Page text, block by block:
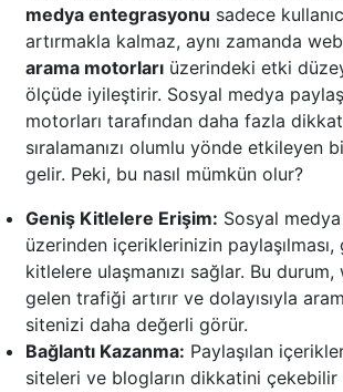
medya entegrasyonu sadece
artırmakla kalmaz, aynı zamanda
arama motorları üzerindeki etki
ölçüde iyileştirir. Sosyal medya
motorları tarafından daha fazla
sıralamanızı olumlu yönde etkileyen
gelir. Peki, bu nasıl mümkün olur?
Geniş Kitlelere Erişim: Sosyal
üzerinden içeriklerinizin
kitlelere ulaşmanızı sağlar. Bu
gelen trafiği artırır ve dolayısıyla
sitenizi daha değerli görür.
Bağlantı Kazanma: Paylaşılan
siteleri ve blogların dikkatini çekebilir